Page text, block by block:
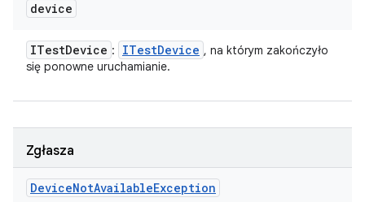
device
ITestDevice : ITestDevice , na którym zakończyło
się ponowne uruchamianie.
Zgłasza
DeviceNotAvailableException